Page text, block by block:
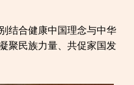
结合健康中国理念与中华
聚民族力量、共促家国发